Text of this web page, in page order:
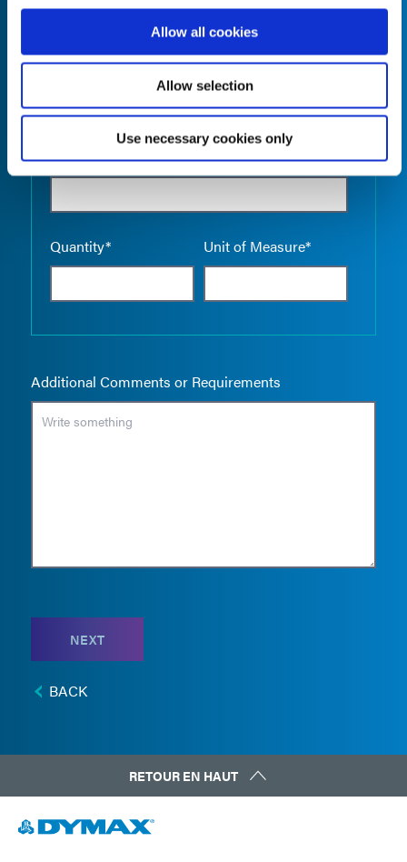
Allow all cookies
Allow selection
Use necessary cookies only
Unit of Measure*
Product Name*
Quantity* Unit of Measure*
Additional Comments or Requirements
NEXT
BACK
RETOUR EN HAUT